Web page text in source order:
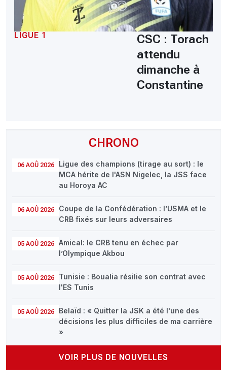
CHRONO
06 AOÛ 2026
Ligue des champions (tirage au sort) : le
MCA hérite de l'ASN Nigelec, la JSS face
au Horoya AC
06 AOÛ 2026
Coupe de la Confédération : l’USMA et le
CRB fixés sur leurs adversaires
05 AOÛ 2026
Amical: le CRB tenu en échec par
l’Olympique Akbou
05 AOÛ 2026
Tunisie : Boualia résilie son contrat avec
l'ES Tunis
05 AOÛ 2026
Belaïd : « Quitter la JSK a été l'une des
décisions les plus difficiles de ma carrière
»
VOIR PLUS DE NOUVELLES
LIGUE 1
CSC : Torach
attendu
dimanche à
Constantine